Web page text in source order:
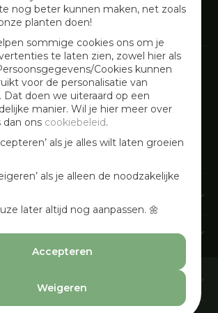
nog beter kunnen maken, net zoals
planten doen!
sommige cookies ons om je
te laten zien, zowel hier als
Cookies kunnen
voor de personalisatie van
Dat doen we uiteraard op een
manier. Wil je hier meer over
dan ons cookiebeleid.
als je alles wilt laten groeien
als je alleen de noodzakelijke
later altijd nog aanpassen. 🌼
Accepteren
Weigeren
activiteiten en inspirerende tips